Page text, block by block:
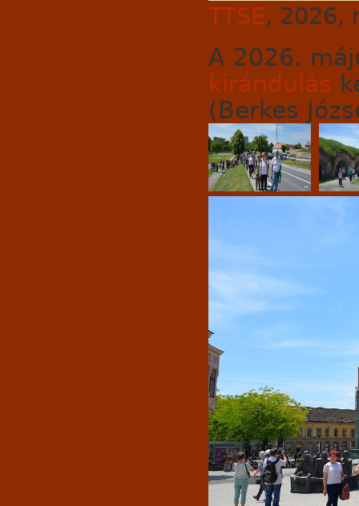
TTSE, 2026,
A 2026.
kirándulás
(Berkes